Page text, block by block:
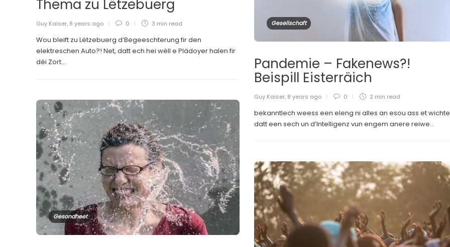
Thema zu Lëtzebuerg
Guy Kaiser, 8 years ago 0 3 min read
Wou bleift zu Lëtzebuerg d’Begeeschterung fir den
elektreschen Auto?! Net, datt ech hei wëll e Plädoyer halen fir
déi Zort...
Gesellschaft
Pandemie – Fakenews?!
Beispill Eisterräich
Guy Kaiser, 8 years ago 0 2 min read
bekanntlech weess een eleng ni alles an esou ass et
datt een sech un d’Intelligenz vun engem anere reiwe...
Gesondheet